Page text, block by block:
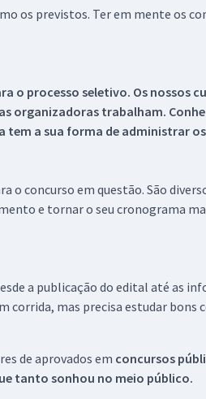
os previstos. Ter em mente os
o processo seletivo. Os
organizadoras trabalham.
a sua forma de administrar
o concurso em questão. São
e tornar o seu cronograma
a publicação do edital até as
mas precisa estudar bons
de aprovados em concursos
tanto sonhou no meio público.